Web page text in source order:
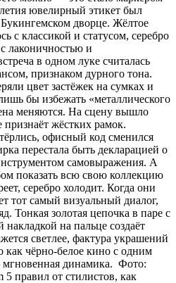
ювелирный этикет был
Букингемском дворце. Жёлтое
с классикой и статусом, серебро
лаконичностью и
в одном луке считалась
признаком дурного тона.
цвет застёжек на сумках и
бы избежать «металлического
меняются. На сцену вышло
признаёт жёстких рамок.
офисный код сменился
перестала быть декларацией о
самовыражения. А
показать всю свою коллекцию
серебро холодит. Когда они
тот самый визуальный диалог,
Тонкая золотая цепочка в паре с
накладкой на пальце создаёт
светлее, фактура украшений
чёрно-белое кино с одним
динамика. Фото:
5 правил от стилистов, как